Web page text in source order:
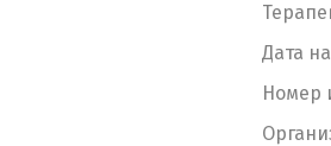
Дата
Номер